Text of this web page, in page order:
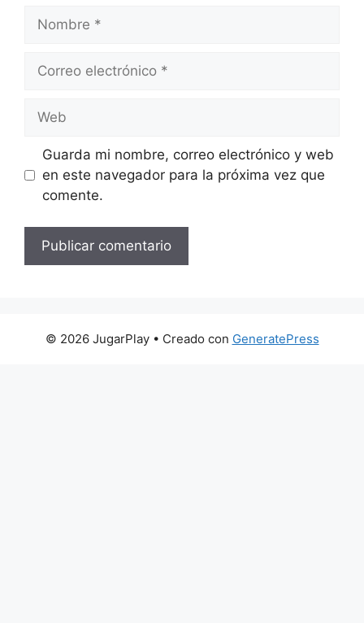
Nombre
Correo
Web
Guarda mi nombre, correo electrónico y web
en este navegador para la próxima vez que
comente.
© 2026 JugarPlay• Creado con GeneratePress